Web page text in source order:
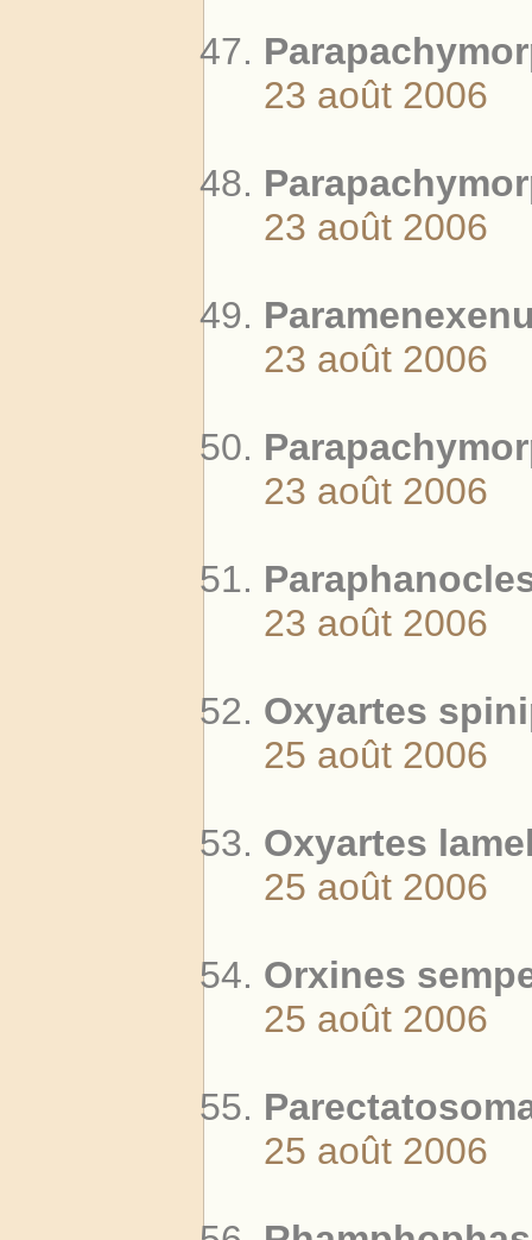
23 août 2006
23 août 2006
23 août 2006
23 août 2006
23 août 2006
Oxyartes
25 août 2006
Oxyartes
25 août 2006
Orxines
25 août 2006
25 août 2006